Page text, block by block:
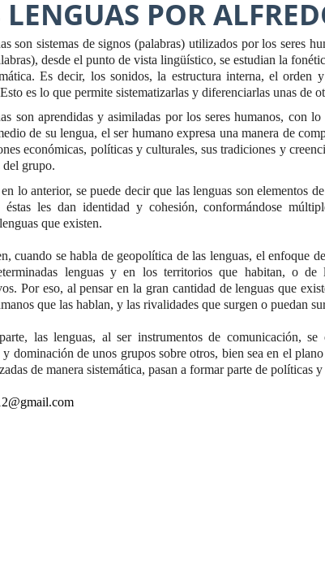
LENGUAS POR
son sistemas de signos (palabras) utilizados por los seres
desde el punto de vista lingüístico, se estudian la
Es decir, los sonidos, la estructura interna, el orden
es lo que permite sistematizarlas y diferenciarlas unas de
son aprendidas y asimiladas por los seres humanos, con
de su lengua, el ser humano expresa una manera de
económicas, políticas y culturales, sus tradiciones y
del grupo.
lo anterior, se puede decir que las lenguas son elementos
éstas les dan identidad y cohesión, conformándose
que existen.
cuando se habla de geopolítica de las lenguas, el enfoque
lenguas y en los territorios que habitan, o de
Por eso, al pensar en la gran cantidad de lenguas que
que las hablan, y las rivalidades que surgen o puedan
las lenguas, al ser instrumentos de comunicación,
dominación de unos grupos sobre otros, bien sea en el
de manera sistemática, pasan a formar parte de políticas